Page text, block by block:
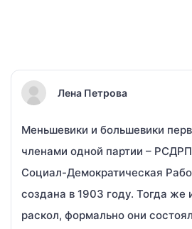
Лена Петрова
Меньшевики и большевики
членами одной партии –
Социал-Демократическая
создана в 1903 году. Тогда же
раскол, формально они